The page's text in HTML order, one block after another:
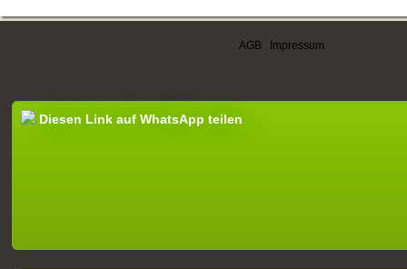
AGB Impressum
Diesen Link auf WhatsApp teilen